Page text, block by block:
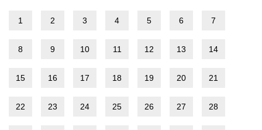
1 2 3 4 5 6 7
8 9 10 11 12 13 14
15 16 17 18 19 20 21
22 23 24 25 26 27 28